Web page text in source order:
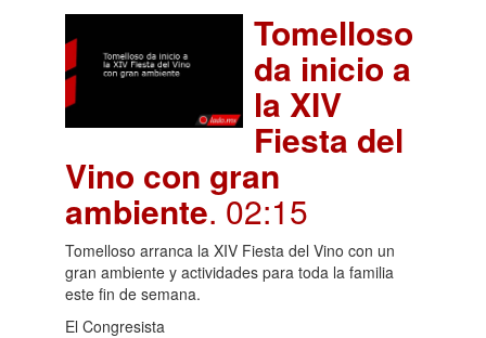
Tomelloso
da inicio a
la XIV
Fiesta del
Vino con gran
ambiente. 02:15
Tomelloso arranca la XIV Fiesta del Vino con un
gran ambiente y actividades para toda la familia
este fin de semana.
El Congresista